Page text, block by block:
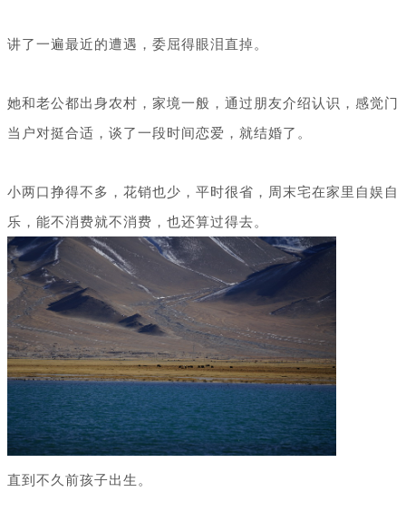
讲了一遍最近的遭遇，委屈得眼泪直掉。
她和老公都出身农村，家境一般，通过朋友介绍认识，感觉门
当户对挺合适，谈了一段时间恋爱，就结婚了。
小两口挣得不多，花销也少，平时很省，周末宅在家里自娱自
乐，能不消费就不消费，也还算过得去。
直到不久前孩子出生。